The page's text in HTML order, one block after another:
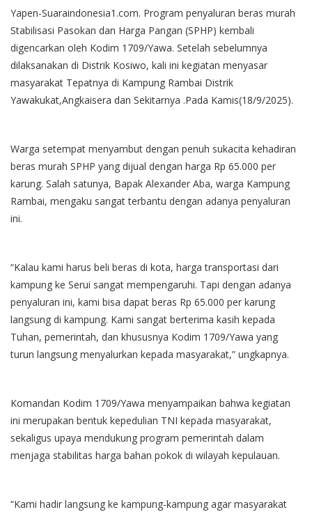
Yapen-Suaraindonesia1.com. Program penyaluran beras murah
Stabilisasi Pasokan dan Harga Pangan (SPHP) kembali
digencarkan oleh Kodim 1709/Yawa. Setelah sebelumnya
dilaksanakan di Distrik Kosiwo, kali ini kegiatan menyasar
masyarakat Tepatnya di Kampung Rambai Distrik
Yawakukat,Angkaisera dan Sekitarnya .Pada Kamis(18/9/2025).
Warga setempat menyambut dengan penuh sukacita kehadiran
beras murah SPHP yang dijual dengan harga Rp 65.000 per
karung. Salah satunya, Bapak Alexander Aba, warga Kampung
Rambai, mengaku sangat terbantu dengan adanya penyaluran
ini.
“Kalau kami harus beli beras di kota, harga transportasi dari
kampung ke Serui sangat mempengaruhi. Tapi dengan adanya
penyaluran ini, kami bisa dapat beras Rp 65.000 per karung
langsung di kampung. Kami sangat berterima kasih kepada
Tuhan, pemerintah, dan khususnya Kodim 1709/Yawa yang
turun langsung menyalurkan kepada masyarakat,” ungkapnya.
Komandan Kodim 1709/Yawa menyampaikan bahwa kegiatan
ini merupakan bentuk kepedulian TNI kepada masyarakat,
sekaligus upaya mendukung program pemerintah dalam
menjaga stabilitas harga bahan pokok di wilayah kepulauan.
“Kami hadir langsung ke kampung-kampung agar masyarakat